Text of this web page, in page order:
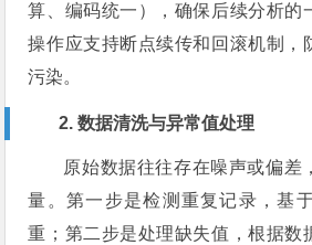
算、编码统一），确保后续分析的
操作应支持断点续传和回滚机制，
污染。
2. 数据清洗与异常值处理
原始数据往往存在噪声或偏差
量。第一步是检测重复记录，基
重；第二步是处理缺失值，根据数